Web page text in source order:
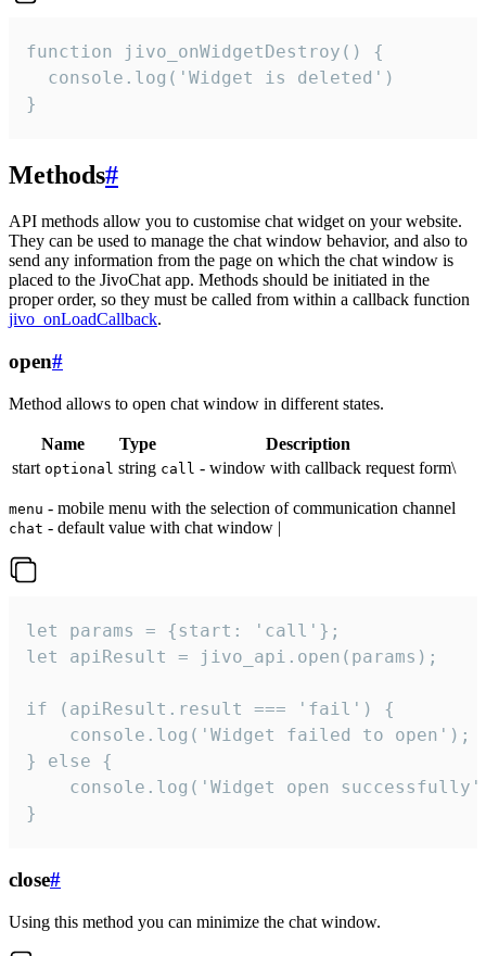
function jivo_onWidgetDestroy() {
  console.log('Widget is deleted')
}
Methods#
API methods allow you to customise chat widget on your website.
They can be used to manage the chat window behavior, and also to
send any information from the page on which the chat window is
placed to the JivoChat app. Methods should be initiated in the
proper order, so they must be called from within a callback function
jivo_onLoadCallback.
open#
Method allows to open chat window in different states.
Name Type
Description
start optional string call - window with callback request form\
menu - mobile menu with the selection of communication channel
chat - default value with chat window |
let params = {start: 'call'};
let apiResult = jivo_api.open(params);
if (apiResult.result === 'fail') {
    console.log('Widget failed to open');
} else {
console.log('Widget open
}
close#
Using this method you can minimize the chat window.